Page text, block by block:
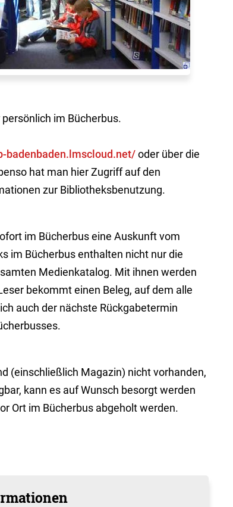
im Bücherbus.
badenbaden.lmscloud.net/oder über die
hat man hier Zugriff auf den
zur Bibliotheksbenutzung.
im Bücherbus eine Auskunft vom
im Bücherbus enthalten nicht nur die
Medienkatalog. Mit ihnen werden
bekommt einen Beleg, auf dem alle
auch der nächste Rückgabetermin
(einschließlich Magazin) nicht vorhanden,
kann es auf Wunsch besorgt werden
Ort im Bücherbus abgeholt werden.